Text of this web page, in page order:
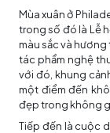
Mùa xuân ở
trong số đó là Lễ
màu sắc và
tác phẩm nghệ
với đó, khung
một điểm đến
đẹp trong không
Tiếp đến là cuộc